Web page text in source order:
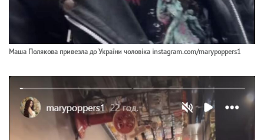
Маша Полякова привезла до України чоловіка instagram.com/marypoppers1